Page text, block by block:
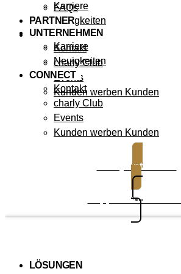
Karriere
Neuigkeiten
CONNECT
Kontakt
charly Club
Events
Kunden werben Kunden
FAQs
PARTNER
UNTERNEHMEN
Karriere
Neuigkeiten
CONNECT
Kontakt
charly Club
Events
Kunden werben Kunden
charly entdecken
Support kontaktieren
LÖSUNGEN